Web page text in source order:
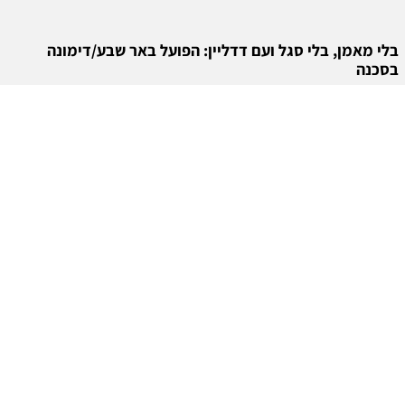
בלי מאמן, בלי סגל ועם דדליין: הפועל באר שבע/דימונה
בסכנה